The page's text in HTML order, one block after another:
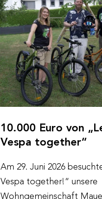
10.000 Euro von
Vespa together“
Am 29. Juni 2026
Vespa together!“ unsere
Wohngemeinschaft